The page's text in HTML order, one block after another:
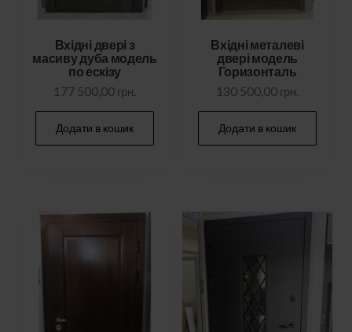
Вхідні двері з
масиву дуба модель
по ескізу
177 500,00 грн.
Додати в кошик
Вхідні металеві
двері модель
Горизонталь
130 500,00 грн.
Додати в кошик